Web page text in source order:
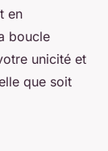
en
boucle
unicité et
que soit